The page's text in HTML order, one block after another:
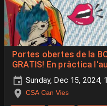
Portes obertes de la
GRATIS! En pràctica
Sunday, Dec 15, 2024,
CSA Can Vies